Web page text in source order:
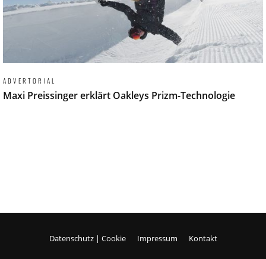
ADVERTORIAL
Maxi Preissinger erklärt Oakleys Prizm-Technologie
Datenschutz | Cookie Impressum Kontakt